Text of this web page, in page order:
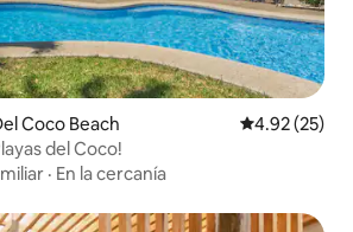
Coco Beach Calificación
4.92 (25)
del Coco!
· En la cercanía